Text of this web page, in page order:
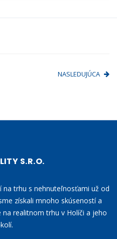
NASLEDUJÚCA
S.R.O.
na trhu s nehnuteľnosťami už od
získali mnoho skúseností a
realitnom trhu v Holíči a jeho